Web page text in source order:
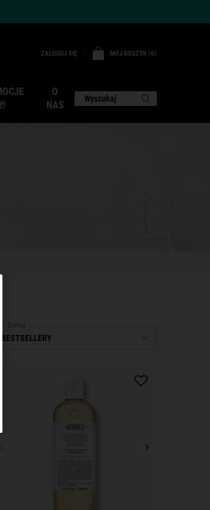
ZALOGUJ SIĘ MÓJ KOSZYK 0
0 PRODUKT
O
NAS
Wyszukaj
Sortuj